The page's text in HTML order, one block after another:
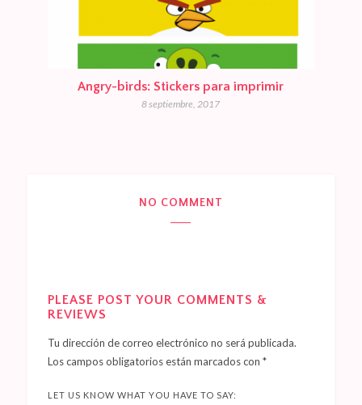
Angry-birds: Stickers para imprimir
8 septiembre, 2017
NO COMMENT
PLEASE POST YOUR COMMENTS &
REVIEWS
Tu dirección de correo electrónico no será publicada.
Los campos obligatorios están marcados con *
LET US KNOW WHAT YOU HAVE TO SAY: